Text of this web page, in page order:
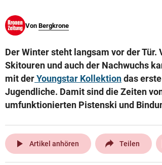
© Krone Multimedia GmbH & Co KG 2026
Muthgasse 2, 1190 Wien
Von Bergkrone
Der Winter steht langsam vor der
Skitouren und auch der Nachwuchs
mit derYoungstar Kollektiondas
Jugendliche. Damit sind die Zeiten
umfunktionierten Pistenski und
play_arrow Artikel anhören Teilen